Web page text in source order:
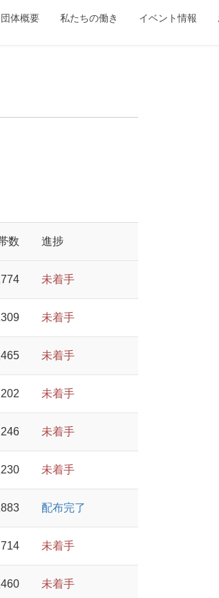
団体概要 私たちの働き イベント情報
数 進捗
未着手
未着手
未着手
202 未着手
246 未着手
未着手
配布完了
714 未着手
未着手